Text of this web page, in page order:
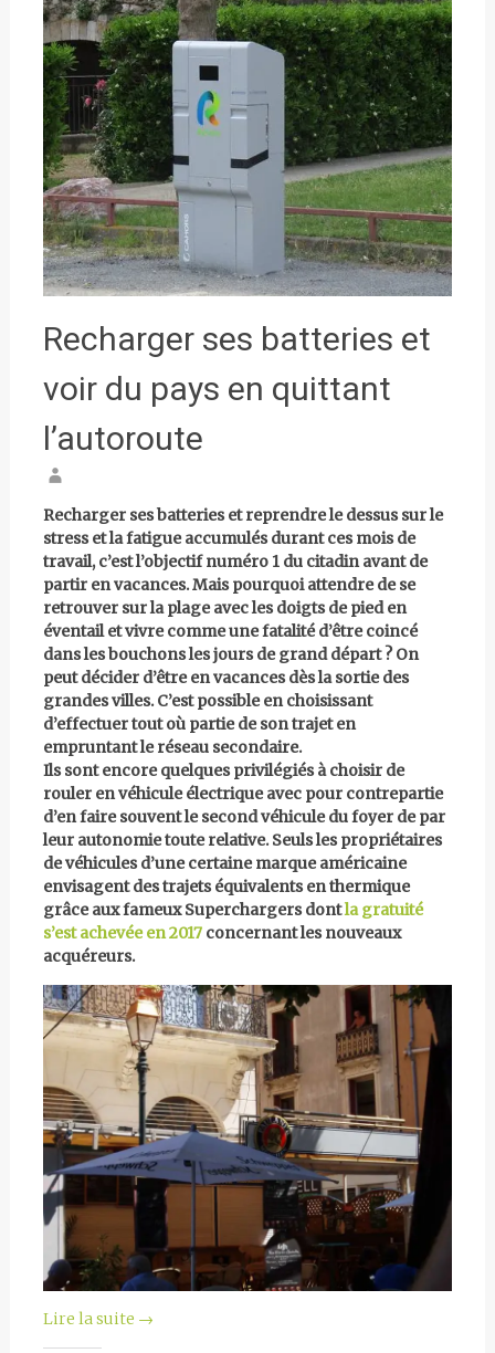
Recharger ses batteries et
voir du pays en quittant
l’autoroute
Recharger ses batteries et reprendre le dessus sur le
stress et la fatigue accumulés durant ces mois de
travail, c’est l’objectif numéro 1 du citadin avant de
partir en vacances. Mais pourquoi attendre de se
retrouver sur la plage avec les doigts de pied en
éventail et vivre comme une fatalité d’être coincé
dans les bouchons les jours de grand départ ? On
peut décider d’être en vacances dès la sortie des
grandes villes. C’est possible en choisissant
d’effectuer tout où partie de son trajet en
empruntant le réseau secondaire.
Ils sont encore quelques privilégiés à choisir de
rouler en véhicule électrique avec pour contrepartie
d’en faire souvent le second véhicule du foyer de par
leur autonomie toute relative. Seuls les propriétaires
de véhicules d’une certaine marque américaine
envisagent des trajets équivalents en thermique
grâce aux fameux Superchargers dontla gratuité
s’est achevée en 2017concernant les nouveaux
acquéreurs.
Lire la suite →